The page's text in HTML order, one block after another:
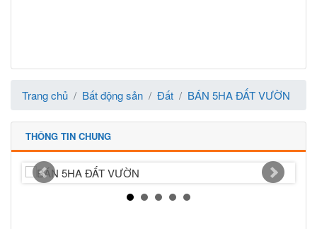
Trang chủ Bất động sản Đất BÁN 5HA ĐẤT VƯỜN
THÔNG TIN CHUNG